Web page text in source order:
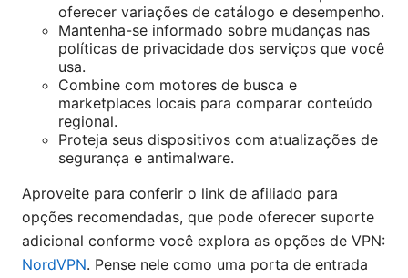
oferecer variações de catálogo e desempenho.
Mantenha-se informado sobre mudanças nas
políticas de privacidade dos serviços que você
usa.
Combine com motores de busca e
marketplaces locais para comparar conteúdo
regional.
Proteja seus dispositivos com atualizações de
segurança e antimalware.
Aproveite para conferir o link de afiliado para
opções recomendadas, que pode oferecer suporte
adicional conforme você explora as opções de VPN:
NordVPN. Pense nele como uma porta de entrada